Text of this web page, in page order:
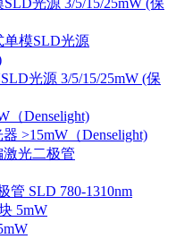
光源 3/5/15/25mW (保
单模SLD光源
光源 3/5/15/25mW (保
（Denselight)
>15mW（Denselight)
激光二极管
管 SLD 780-1310nm
5mW